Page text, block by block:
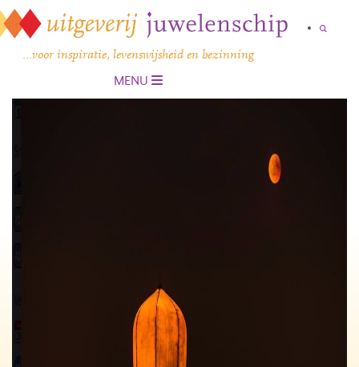
…voor inspiratie, levenswijsheid en bezinning
MENU